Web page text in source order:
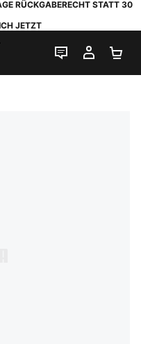
RÜCKGABERECHT STATT 30
JETZT
LIVE-CHAT
MEIN